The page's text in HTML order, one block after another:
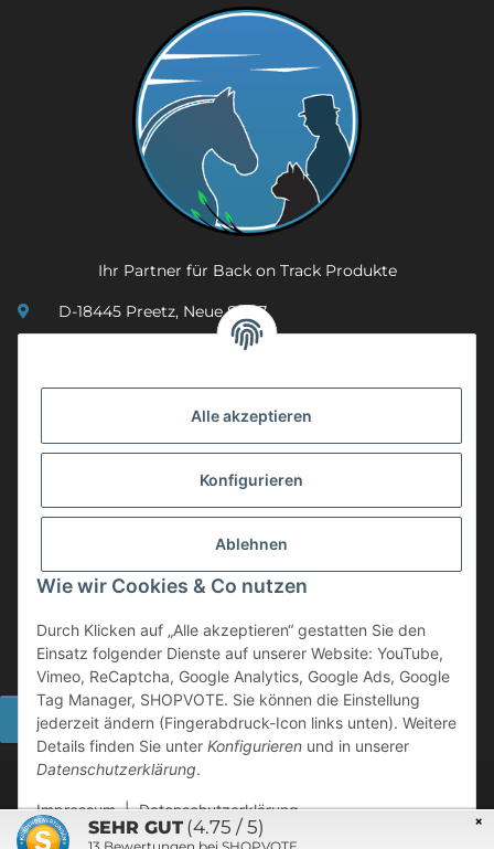
Alle akzeptieren
Konfigurieren
Ablehnen
Wie wir Cookies & Co nutzen
Durch Klicken auf „Alle akzeptieren“ gestatten Sie den
Einsatz folgender Dienste auf unserer Website: YouTube,
Vimeo, ReCaptcha, Google Analytics, Google Ads, Google
Tag Manager, SHOPVOTE. Sie können die Einstellung
jederzeit ändern (Fingerabdruck-Icon links unten). Weitere
Details finden Sie unter Konfigurieren und in unserer
Datenschutzerklärung.
Impressum | Datenschutzerklärung
Ihr Partner für Back on Track Produkte
D-18445 Preetz, Neue Str. 7
info@mobility-in-harmony.de
Informationen
Back on Track
ZAHLUNGSMETHODEN
Widerrufsbutton
Produkte
Powered byJTL-Shop ×
SEHR GUT (4.75 / 5)